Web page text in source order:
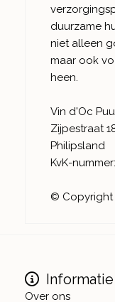
duurzame
niet alleen
maar ook
heen.
Vin d'Oc
Zijpestraat
Philipsland
KvK-
© Copyright
Informatie
Over ons